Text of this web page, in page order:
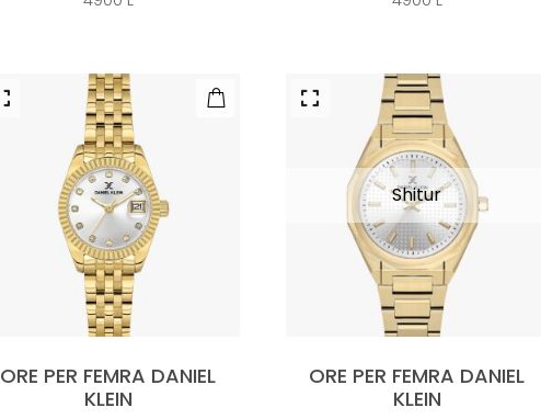
ORE PER FEMRA DANIEL
KLEIN
ORE PER FEMRA DANIEL
KLEIN